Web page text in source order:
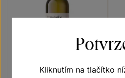
Kliknutím na tlačítko